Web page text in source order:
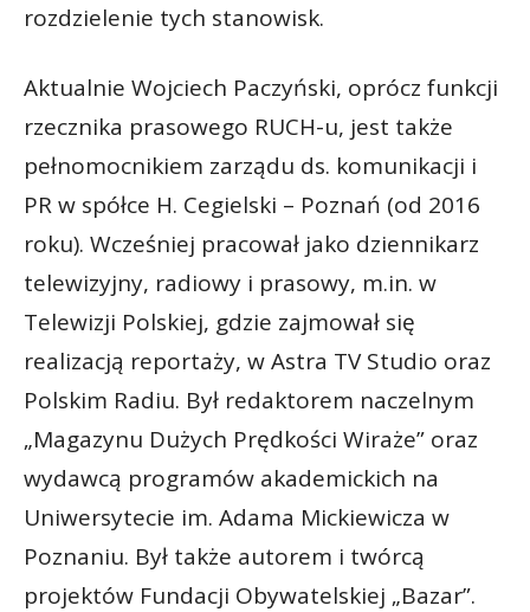
rozdzielenie tych stanowisk.
Aktualnie Wojciech Paczyński, oprócz funkcji
rzecznika prasowego RUCH-u, jest także
pełnomocnikiem zarządu ds. komunikacji i
PR w spółce H. Cegielski – Poznań (od 2016
roku). Wcześniej pracował jako dziennikarz
telewizyjny, radiowy i prasowy, m.in. w
Telewizji Polskiej, gdzie zajmował się
realizacją reportaży, w Astra TV Studio oraz
Polskim Radiu. Był redaktorem naczelnym
„Magazynu Dużych Prędkości Wiraże” oraz
wydawcą programów akademickich na
Uniwersytecie im. Adama Mickiewicza w
Poznaniu. Był także autorem i twórcą
projektów Fundacji Obywatelskiej „Bazar”.